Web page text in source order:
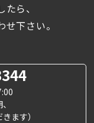
ら、
下さい。
ます）